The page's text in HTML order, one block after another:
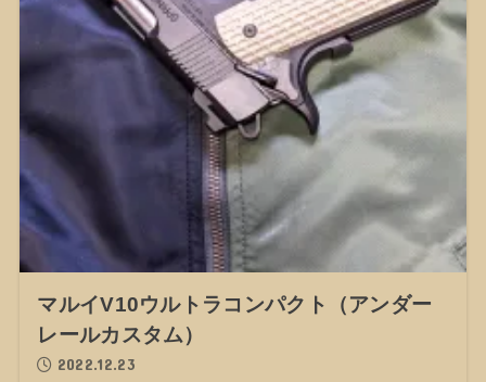
マルイV10ウルトラコンパクト（アンダー
レールカスタム）
2022.12.23